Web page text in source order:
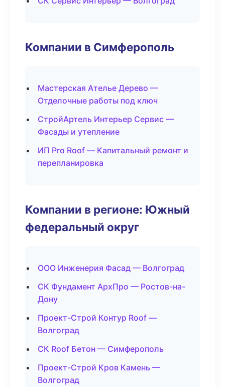
Компании в Симферополь
Мастерская Ателье Дерево —
Отделочные работы под ключ
СтройАртель Интерьер Сервис —
Фасады и утепление
ИП Pro Roof — Капитальный ремонт и
перепланировка
Компании в регионе: Южный
федеральный округ
ООО Инженерия Фасад — Волгоград
СК Фундамент АрхПро — Ростов-на-
Дону
Проект-Строй Контур Roof —
Волгоград
СК Roof Бетон — Симферополь
Проект-Строй Кров Камень —
Волгоград